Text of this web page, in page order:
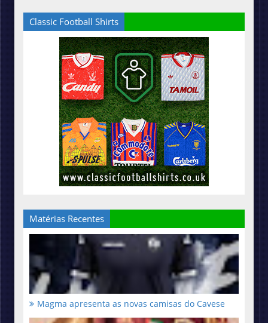
Classic Football Shirts
Matérias Recentes
Magma apresenta as novas camisas do Cavese